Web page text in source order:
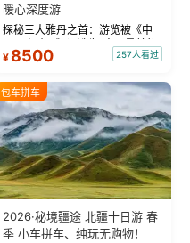
暖心深度游
探秘三大雅丹之首：游览被《中
国国家地理》评选为“中国最美的
三大雅丹”第一名的克拉玛依魔鬼
瓦人最大村落——禾木村，欣赏
晨雾与小木...
¥ 8500 257人看过
包车拼车
2026·秘境疆途 北疆十日游 春
季 小车拼车、纯玩无购物！